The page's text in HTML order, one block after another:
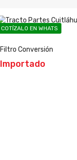
COTÍZALO EN WHATS
Filtro Conversión
Importado